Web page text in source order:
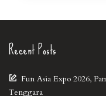
Recent Posts
Fun Asia Expo 2026,
Tenggara